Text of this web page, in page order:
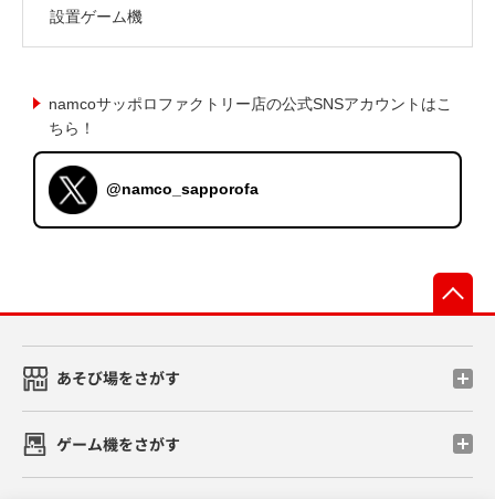
設置ゲーム機
namcoサッポロファクトリー店の公式SNSアカウントはこ
ちら！
@namco_sapporofa
あそび場をさがす
ゲーム機をさがす